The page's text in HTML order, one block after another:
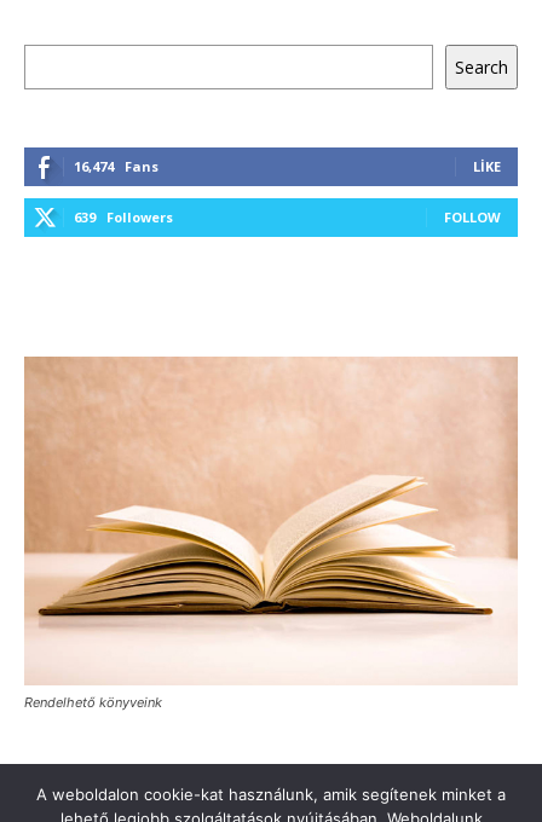
Search
16,474 Fans LIKE
639 Followers FOLLOW
Rendelhető könyveink
A weboldalon cookie-kat használunk, amik segítenek minket a